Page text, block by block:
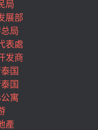
Yothin (2)
(1)
(3)
Chit (12)
(7)
(34)
(1)
(2)
(5)
(4)
局
展部
局
表處
发商
国
国
寓
產